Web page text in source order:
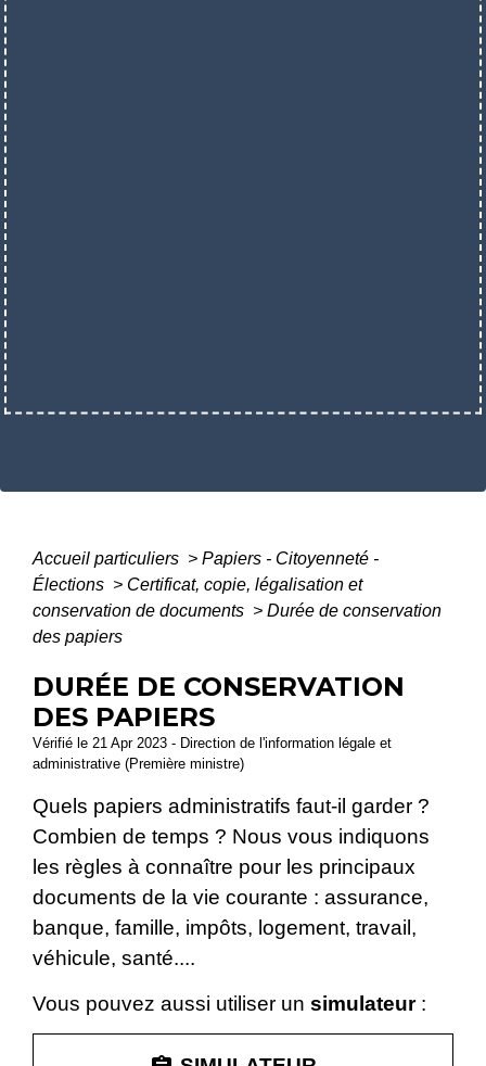
Accueil particuliers > Papiers - Citoyenneté -
Élections > Certificat, copie, légalisation et
conservation de documents > Durée de conservation
des papiers
DURÉE DE CONSERVATION
DES PAPIERS
Vérifié le 21 Apr 2023 - Direction de l'information légale et
administrative (Première ministre)
Quels papiers administratifs faut-il garder ?
Combien de temps ? Nous vous indiquons
les règles à connaître pour les principaux
documents de la vie courante : assurance,
banque, famille, impôts, logement, travail,
véhicule, santé....
Vous pouvez aussi utiliser un simulateur: